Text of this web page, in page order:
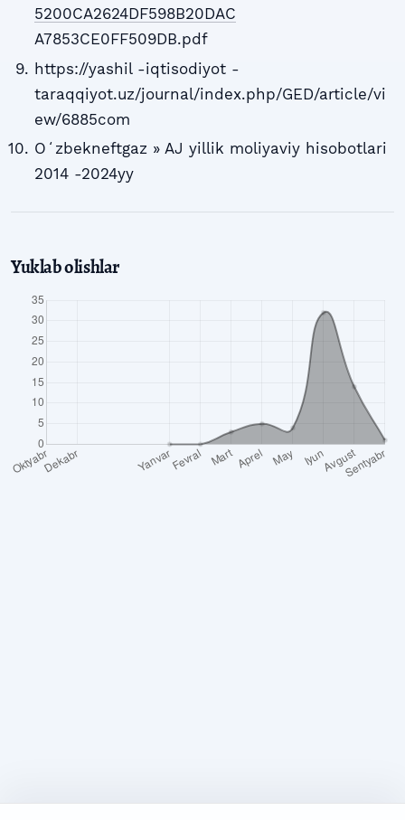
5200CA2624DF598B20DAC
A7853CE0FF509DB.pdf
https://yashil -iqtisodiyot -
taraqqiyot.uz/journal/index.php/GED/article/vi
ew/6885com
Oʻzbekneftgaz » AJ yillik moliyaviy hisobotlari
2014 -2024yy
Yuklab olishlar